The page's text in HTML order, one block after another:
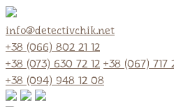
info@detectivchik.net
+38 (066) 802 21 12
+38 (073) 630 72 12 +38 (067) 717
+38 (094) 948 12 08